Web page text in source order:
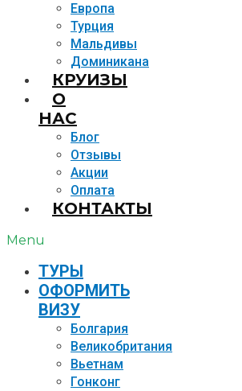
Европа
Турция
Мальдивы
Доминикана
КРУИЗЫ
О
НАС
Блог
Отзывы
Акции
Оплата
КОНТАКТЫ
Menu
TУРЫ
ОФОРМИТЬ
ВИЗУ
Болгария
Великобритания
Вьетнам
Гонконг